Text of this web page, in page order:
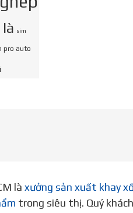
sim
pro auto
là xưởng sản xuất khay
trong siêu thị. Quý